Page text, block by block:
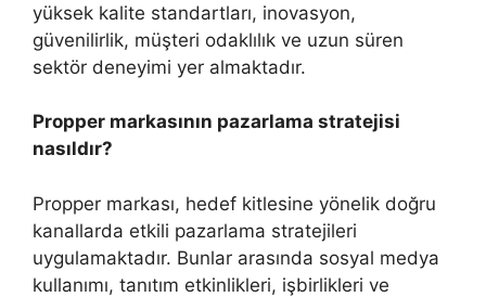
yüksek kalite standartları, inovasyon,
güvenilirlik, müşteri odaklılık ve uzun süren
sektör deneyimi yer almaktadır.
Propper markasının pazarlama stratejisi
nasıldır?
Propper markası, hedef kitlesine yönelik doğru
kanallarda etkili pazarlama stratejileri
uygulamaktadır. Bunlar arasında sosyal medya
kullanımı, tanıtım etkinlikleri, işbirlikleri ve